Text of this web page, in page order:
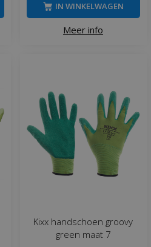
Meer info
IN WINKELWAGEN
Kixx handschoen groovy
green maat 7